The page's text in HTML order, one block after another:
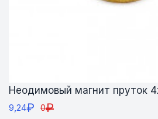
Неодимовый магнит пруток
9,24₽ 0₽